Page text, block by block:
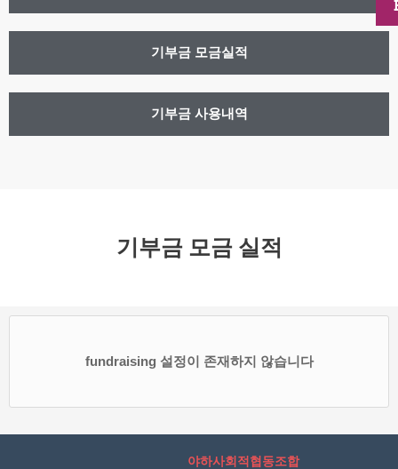
기부금 모금실적
기부금 사용내역
기부금 모금 실적
fundraising 설정이 존재하지 않습니다
야하사회적협동조합